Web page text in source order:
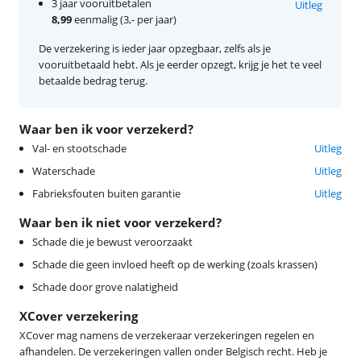
Waar ben ik voor verzekerd?
Val- en stootschade
Uitleg
Waterschade
Uitleg
Fabrieksfouten buiten garantie
Uitleg
Waar ben ik niet voor verzekerd?
Schade die je bewust veroorzaakt
Schade die geen invloed heeft op de werking (zoals krassen)
Schade door grove nalatigheid
XCover verzekering
XCover mag namens de verzekeraar verzekeringen regelen en
afhandelen. De verzekeringen vallen onder Belgisch recht. Heb je
3 jaar vooruitbetalen
8,99eenmalig (3,- per jaar)
Uitleg
De verzekering is ieder jaar opzegbaar, zelfs als je
vooruitbetaald hebt. Als je eerder opzegt, krijg je het te veel
betaalde bedrag terug.